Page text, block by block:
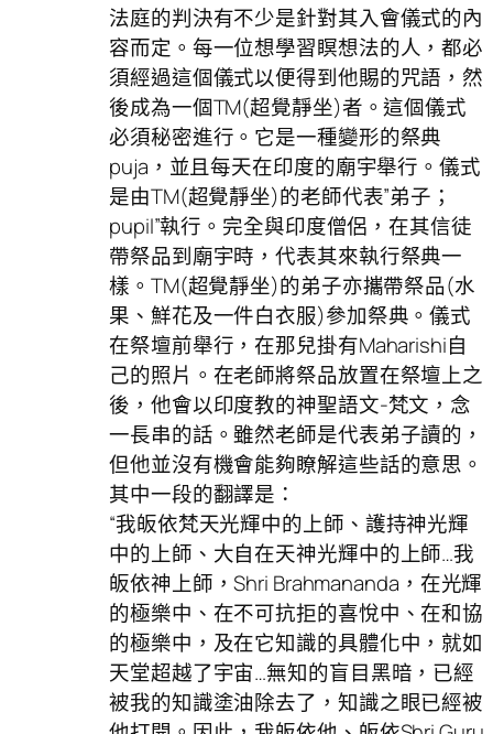
法庭的判決有不少是針對其入會儀式的內
容而定。每一位想學習瞑想法的人，都必
須經過這個儀式以便得到他賜的咒語，然
後成為一個TM(超覺靜坐)者。這個儀式
必須秘密進行。它是一種變形的祭典
puja，並且每天在印度的廟宇舉行。儀式
是由TM(超覺靜坐)的老師代表”弟子；
pupil”執行。完全與印度僧侶，在其信徒
帶祭品到廟宇時，代表其來執行祭典一
樣。TM(超覺靜坐)的弟子亦攜帶祭品(水
果、鮮花及一件白衣服)參加祭典。儀式
在祭壇前舉行，在那兒掛有Maharishi自
己的照片。在老師將祭品放置在祭壇上之
後，他會以印度教的神聖語文-梵文，念
一長串的話。雖然老師是代表弟子讀的，
但他並沒有機會能夠瞭解這些話的意思。
其中一段的翻譯是：
“我皈依梵天光輝中的上師、護持神光輝
中的上師、大自在天神光輝中的上師…我
皈依神上師，Shri Brahmananda，在光輝
的極樂中、在不可抗拒的喜悅中、在和協
的極樂中，及在它知識的具體化中，就如
天堂超越了宇宙…無知的盲目黑暗，已經
被我的知識塗油除去了，知識之眼已經被